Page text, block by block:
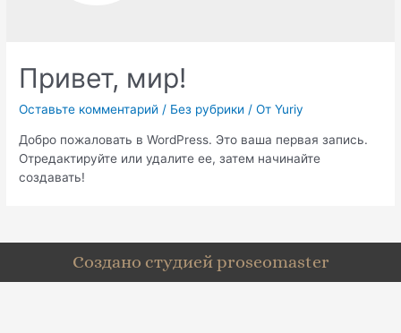
Привет, мир!
Оставьте комментарий / Без рубрики / От Yuriy
Добро пожаловать в WordPress. Это ваша первая запись.
Отредактируйте или удалите ее, затем начинайте
создавать!
Создано студией proseomaster